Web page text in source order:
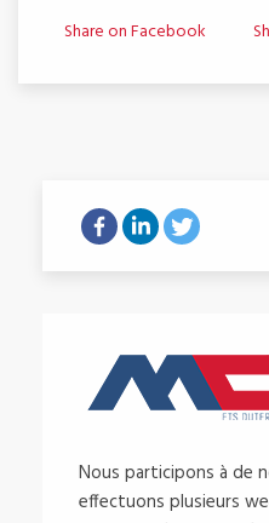
Share on Facebook
Nous participons à de
effectuons plusieurs